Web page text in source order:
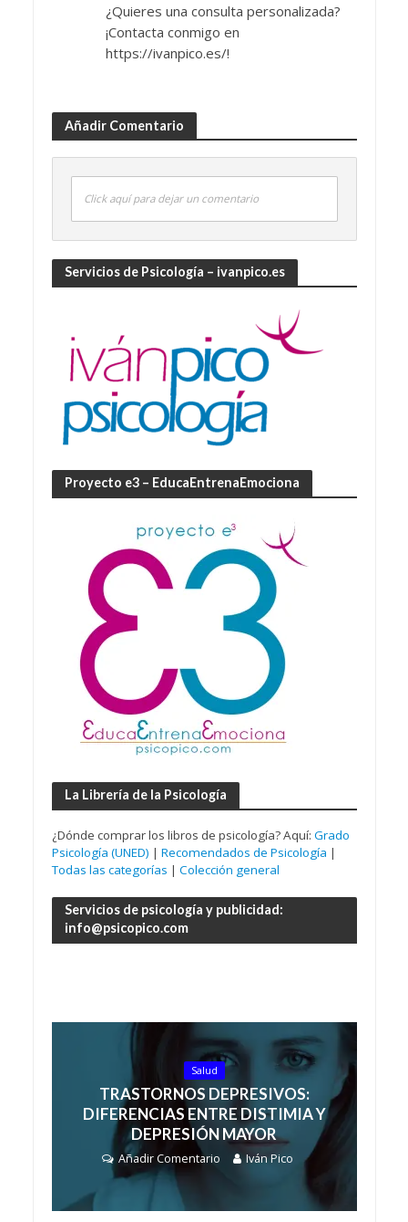
¿Quieres una consulta personalizada?
¡Contacta conmigo en
https://ivanpico.es/!
Añadir Comentario
Click aquí para dejar un comentario
Servicios de Psicología – ivanpico.es
Proyecto e3 – EducaEntrenaEmociona
La Librería de la Psicología
¿Dónde comprar los libros de psicología? Aquí: Grado
Psicología (UNED) | Recomendados de Psicología |
Todas las categorías | Colección general
Servicios de psicología y publicidad:
info@psicopico.com
Salud
TRASTORNOS DEPRESIVOS:
DIFERENCIAS ENTRE DISTIMIA Y
DEPRESIÓN MAYOR
Añadir Comentario Iván Pico